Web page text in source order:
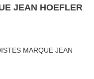
JEAN HOEFLER